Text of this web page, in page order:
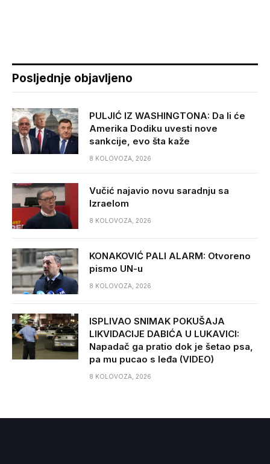
Posljednje objavljeno
PULJIĆ IZ WASHINGTONA: Da li će
Amerika Dodiku uvesti nove
sankcije, evo šta kaže
8 KOLOVOZA, 2026
Vučić najavio novu saradnju sa
Izraelom
8 KOLOVOZA, 2026
KONAKOVIĆ PALI ALARM: Otvoreno
pismo UN-u
8 KOLOVOZA, 2026
ISPLIVAO SNIMAK POKUŠAJA
LIKVIDACIJE DABIĆA U LUKAVICI:
Napadač ga pratio dok je šetao psa,
pa mu pucao s leđa (VIDEO)
8 KOLOVOZA, 2026